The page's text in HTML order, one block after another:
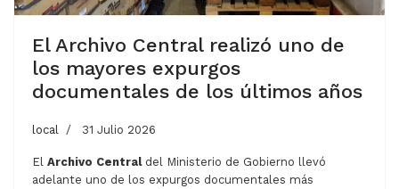
El Archivo Central realizó uno de
los mayores expurgos
documentales de los últimos años
local 31 Julio 2026
El Archivo Centraldel Ministerio de Gobierno llevó
adelante uno de los expurgos documentales más